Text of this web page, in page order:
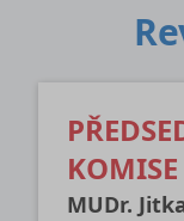
KOMISE
MUDr.